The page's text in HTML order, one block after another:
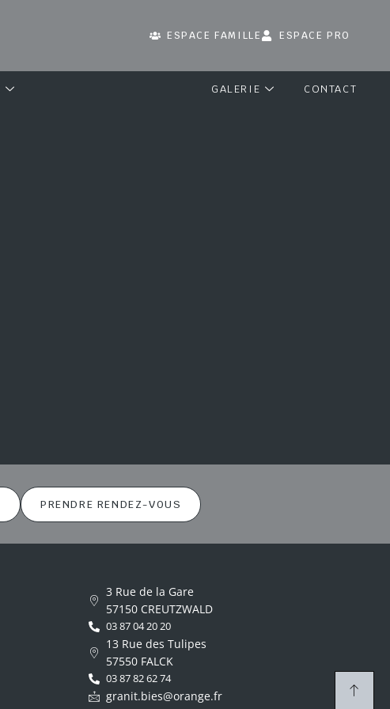
ESPACE FAMILLE ESPACE PRO
GALERIE CONTACT
PRENDRE RENDEZ-VOUS
3 Rue de la Gare
57150 CREUTZWALD
03 87 04 20 20
13 Rue des Tulipes
57550 FALCK
03 87 82 62 74
granit.bies@orange.fr